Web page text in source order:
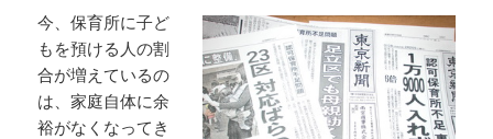
今、保育所に子ど
もを預ける人の割
合が増えているの
は、家庭自体に余
裕がなくなってき